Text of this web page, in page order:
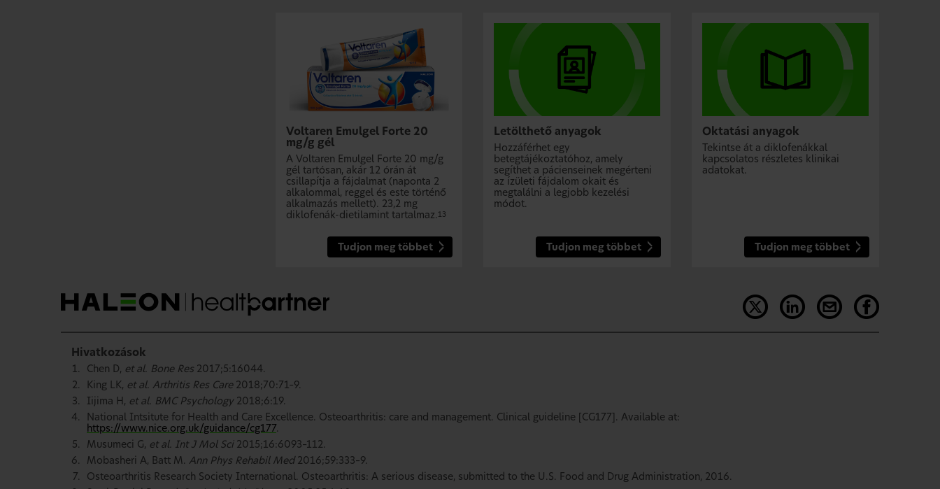
Voltaren Emulgel Forte 20
mg/g gél
A Voltaren Emulgel Forte 20 mg/g
gél tartósan, akár 12 órán át
csillapítja a fájdalmat (naponta 2
alkalommal, reggel és este történő
alkalmazás mellett). 23,2 mg
diklofenák-dietilamint tartalmaz. 13
Tudjon meg többet
Letölthető anyagok
Hozzáférhet egy
betegtájékoztatóhoz, amely
segíthet a pácienseinek megérteni
az ízületi fájdalom okait és
megtalálni a legjobb kezelési
módot.
Tudjon meg többet
Oktatási anyagok
Tekintse át a diklofenákkal
kapcsolatos részletes klinikai
adatokat.
Tudjon meg többet
Hivatkozások
Chen D, et al. Bone Res 2017;5:16044.
King LK, et al. Arthritis Res Care 2018;70:71–9.
Iijima H, et al. BMC Psychology 2018;6:19.
National Intsitute for Health and Care Excellence. Osteoarthritis: care and management. Clinical guideline [CG177]. Available at:
https://www.nice.org.uk/guidance/cg177.
Musumeci G, et al. Int J Mol Sci 2015;16:6093–112.
Mobasheri A, Batt M. Ann Phys Rehabil Med 2016;59:333–9.
Osteoarthritis Research Society International. Osteoarthritis: A serious disease, submitted to the U.S. Food and Drug Administration, 2016.